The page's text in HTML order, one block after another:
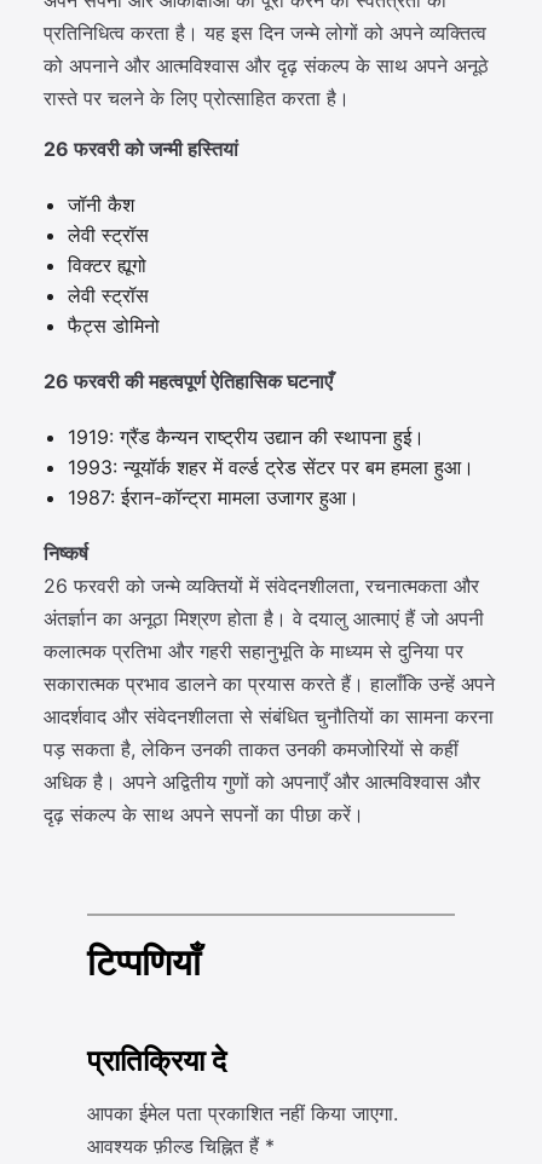
प्रतिनिधित्व करता है। यह इस दिन जन्मे लोगों को अपने व्यक्तित्व
को अपनाने और आत्मविश्वास और दृढ़ संकल्प के साथ अपने अनूठे
रास्ते पर चलने के लिए प्रोत्साहित करता है।
26 फरवरी को जन्मी हस्तियां
जॉनी कैश
लेवी स्ट्रॉस
विक्टर ह्यूगो
लेवी स्ट्रॉस
फैट्स डोमिनो
26 फरवरी की महत्वपूर्ण ऐतिहासिक घटनाएँ
1919: ग्रैंड कैन्यन राष्ट्रीय उद्यान की स्थापना हुई।
1993: न्यूयॉर्क शहर में वर्ल्ड ट्रेड सेंटर पर बम हमला हुआ।
1987: ईरान-कॉन्ट्रा मामला उजागर हुआ।
निष्कर्ष
26 फरवरी को जन्मे व्यक्तियों में संवेदनशीलता, रचनात्मकता और
अंतर्ज्ञान का अनूठा मिश्रण होता है। वे दयालु आत्माएं हैं जो अपनी
कलात्मक प्रतिभा और गहरी सहानुभूति के माध्यम से दुनिया पर
सकारात्मक प्रभाव डालने का प्रयास करते हैं। हालाँकि उन्हें अपने
आदर्शवाद और संवेदनशीलता से संबंधित चुनौतियों का सामना करना
पड़ सकता है, लेकिन उनकी ताकत उनकी कमजोरियों से कहीं
अधिक है। अपने अद्वितीय गुणों को अपनाएँ और आत्मविश्वास और
दृढ़ संकल्प के साथ अपने सपनों का पीछा करें।
टिप्पणियाँ
प्रातिक्रिया दे
आपका ईमेल पता प्रकाशित नहीं किया जाएगा.
आवश्यक फ़ील्ड चिह्नित हैं *